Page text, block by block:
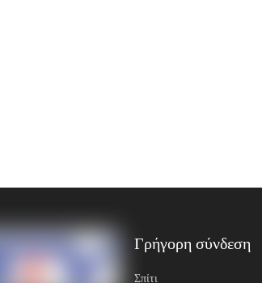
Γρήγορη σύνδεση
Σπίτι